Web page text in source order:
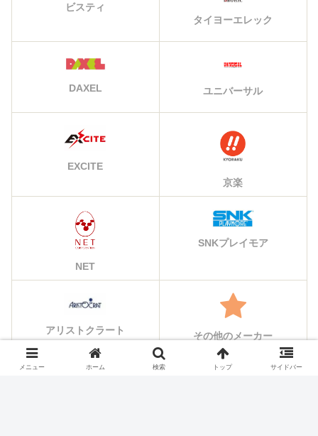
ビスティ
タイヨーエレック
DAXEL ユニバーサル
EXCITE
京楽
NET
SNKプレイモア
アリストクラート その他のメーカー
メニュー ホーム 検索 トップ サイドバー